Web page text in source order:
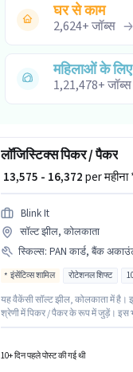
घर से काम
2,624+जॉब्स
महिलाओं के
1,21,478+जॉब्स
लॉजिस्टिक्स पिकर / पैकर
₹ 13,575 - 16,372per महीना
Blink It
सॉल्ट झील, कोलकाता
स्किल्स: PAN कार्ड, बैंक
इंसेंटिव्स शामिल रोटेशनल शिफ्ट
यह वैकेंसी सॉल्ट झील, कोलकाता में है।
श्रेणी में पिकर / पैकर के रूप में जुड़ें। इस
10+ दिन पहले पोस्ट की गई थी